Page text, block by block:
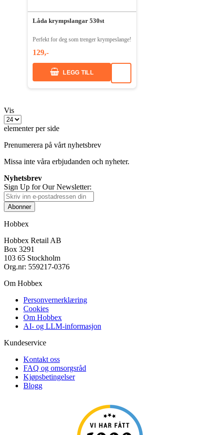
Låda krympslangar 530st
Perfekt for deg som trenger krympeslange!
129,-
LEGG TILL
Vis
elementer per side
Prenumerera på vårt nyhetsbrev
Missa inte våra erbjudanden och nyheter.
Nyhetsbrev
Sign Up for Our Newsletter:
Abonner
Hobbex
Hobbex Retail AB
Box 3291
103 65 Stockholm
Org.nr: 559217-0376
Om Hobbex
Personvernerklæring
Cookies
Om Hobbex
AI- og LLM-informasjon
Kundeservice
Kontakt oss
FAQ og omsorgsråd
Kjøpsbetingelser
Blogg